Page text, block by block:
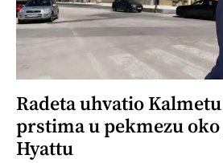
Radeta uhvatio
prstima u pekmezu
Hyattu